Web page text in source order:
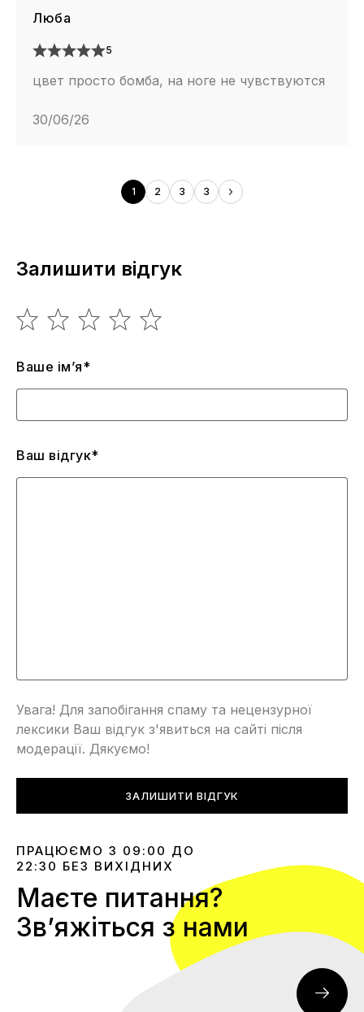
Люба
5
цвет просто бомба, на ноге не чувствуются
30/06/26
1 2 3 3
Залишити відгук
Ваше ім’я*
Ваш відгук*
Увага! Для запобігання спаму та нецензурної
лексики Ваш відгук з'явиться на сайті після
модерації. Дякуємо!
ЗАЛИШИТИ ВІДГУК
ПРАЦЮЄМО З 09:00 ДО
22:30 БЕЗ ВИХІДНИХ
Маєте питання?
Звʼяжіться з нами